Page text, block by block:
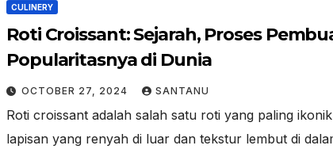
CULINERY
Roti Croissant: Sejarah, Proses
Popularitasnya di Dunia
OCTOBER 27, 2024 SANTANU
Roti croissant adalah salah satu roti yang paling
lapisan yang renyah di luar dan tekstur lembut di